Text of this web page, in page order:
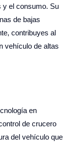
y el consumo. Su
de bajas
contribuyes al
vehículo de altas
en
de crucero
del vehículo que